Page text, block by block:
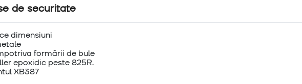
de securitate
dimensiuni
formării de bule
epoxidic peste 825R.
XB387